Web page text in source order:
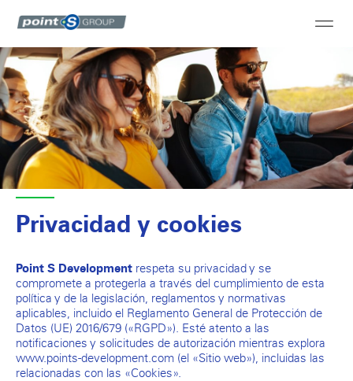
Privacidad y cookies
Point S Development respeta su privacidad y se
compromete a protegerla a través del cumplimiento de esta
política y de la legislación, reglamentos y normativas
aplicables, incluido el Reglamento General de Protección de
Datos (UE) 2016/679 («RGPD»). Esté atento a las
notificaciones y solicitudes de autorización mientras explora
www.points-development.com (el «Sitio web»), incluidas las
relacionadas con las «Cookies».